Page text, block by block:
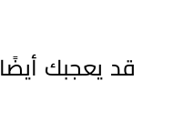
قد يعجبك أيضًا